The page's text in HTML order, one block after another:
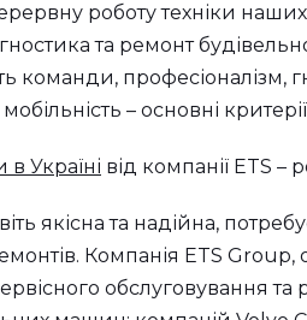
роботу техніки
та ремонт
команди,
мобільність – основні
Україні від компанії ETS
якісна та надійна,
Компанія ETS
обслуговування